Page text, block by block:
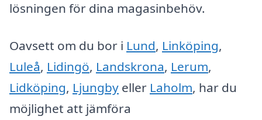
lösningen för dina magasinbehöv.
Oavsett om du bor i Lund, Linköping,
Luleå, Lidingö, Landskrona, Lerum,
Lidköping, Ljungby eller Laholm, har du
möjlighet att jämföra